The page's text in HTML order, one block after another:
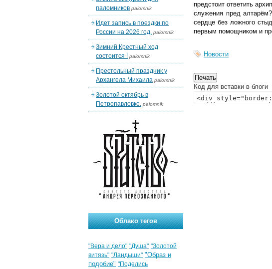
предстоит ответить
служения пред
сердце без ложного
первым помощником и
Новости
Код для вставки в блоги
паломников palomnik
Идет запись в поездки по
России на 2026 год. palomnik
Зимний Крестный ход
состоится ! palomnik
Престольный праздник у
Архангела Михаила palomnik
Золотой октябрь в
Петропавловке. palomnik
Облако тегов
"Вера и дело" "Душа" "Золотой
витязь" "Ландыши" "Образ и
подобие" "Поделись